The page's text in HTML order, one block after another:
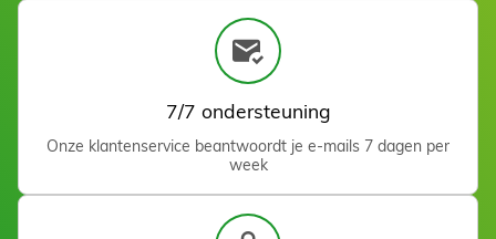
Perfect Touch Film Wax
LIMOEN 500GR
7/7 ondersteuning
Onze klantenservice beantwoordt je e-mails 7 dagen per
week